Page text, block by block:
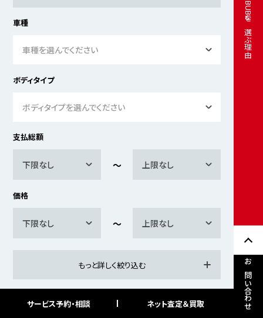
BUBUを選ぶ理由
お問い合わせ
車種
車種を選んでください
ボディタイプ
ボディタイプを選んでください
支払総額
下限なし 上限なし
価格
下限なし 上限なし
もっと詳しく絞り込む
検索
サービス予約・相談 ネット査定＆買取